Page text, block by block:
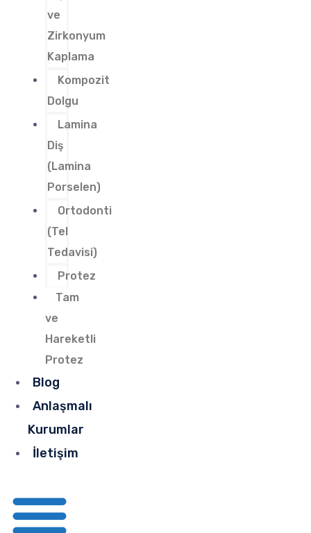
ve
Zirkonyum
Kaplama
Kompozit
Dolgu
Lamina
Diş
(Lamina
Porselen)
Ortodonti
(Tel
Tedavisi)
Protez
Tam
ve
Hareketli
Protez
Blog
Anlaşmalı
Kurumlar
İletişim